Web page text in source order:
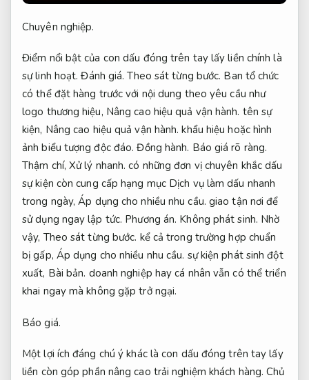
Chuyên nghiệp.
Điểm nổi bật của con dấu đóng trên tay lấy liền chính là
sự linh hoạt.Đánh giá. Theo sát từng bước. Ban tổ chức
có thể đặt hàng trước với nội dung theo yêu cầu như
logo thương hiệu, Nâng cao hiệu quả vận hành. tên sự
kiện, Nâng cao hiệu quả vận hành. khẩu hiệu hoặc hình
ảnh biểu tượng độc đáo.Đồng hành. Báo giá rõ ràng.
Thậm chí, Xử lý nhanh. có những đơn vị chuyên khắc dấu
sự kiện còn cung cấp hạng mục Dịch vụ làm dấu nhanh
trong ngày,Áp dụng cho nhiều nhu cầu. giao tận nơi để
sử dụng ngay lập tức. Phương án. Không phát sinh. Nhờ
vậy, Theo sát từng bước. kể cả trong trường hợp chuẩn
bị gấp, Áp dụng cho nhiều nhu cầu. sự kiện phát sinh đột
xuất, Bài bản. doanh nghiệp hay cá nhân vẫn có thể triển
khai ngay mà không gặp trở ngại.
Báo giá.
Một lợi ích đáng chú ý khác là con dấu đóng trên tay lấy
liền còn góp phần nâng cao trải nghiệm khách hàng.Chủ